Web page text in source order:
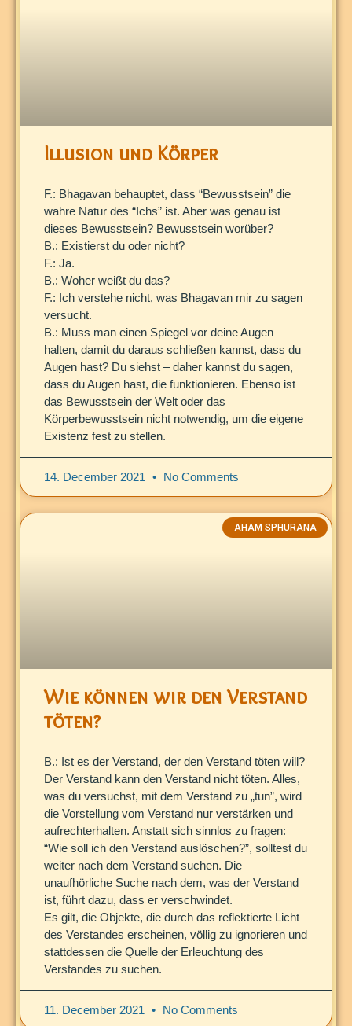
Illusion und Körper
F.: Bhagavan behauptet, dass “Bewusstsein” die
wahre Natur des “Ichs” ist. Aber was genau ist
dieses Bewusstsein? Bewusstsein worüber?
B.: Existierst du oder nicht?
F.: Ja.
B.: Woher weißt du das?
F.: Ich verstehe nicht, was Bhagavan mir zu sagen
versucht.
B.: Muss man einen Spiegel vor deine Augen
halten, damit du daraus schließen kannst, dass du
Augen hast? Du siehst – daher kannst du sagen,
dass du Augen hast, die funktionieren. Ebenso ist
das Bewusstsein der Welt oder das
Körperbewusstsein nicht notwendig, um die eigene
Existenz fest zu stellen.
14. December 2021 No Comments
AHAM SPHURANA
Wie können wir den Verstand
töten?
B.: Ist es der Verstand, der den Verstand töten will?
Der Verstand kann den Verstand nicht töten. Alles,
was du versuchst, mit dem Verstand zu „tun”, wird
die Vorstellung vom Verstand nur verstärken und
aufrechterhalten. Anstatt sich sinnlos zu fragen:
“Wie soll ich den Verstand auslöschen?”, solltest du
weiter nach dem Verstand suchen. Die
unaufhörliche Suche nach dem, was der Verstand
ist, führt dazu, dass er verschwindet.
Es gilt, die Objekte, die durch das reflektierte Licht
des Verstandes erscheinen, völlig zu ignorieren und
stattdessen die Quelle der Erleuchtung des
Verstandes zu suchen.
11. December 2021 No Comments